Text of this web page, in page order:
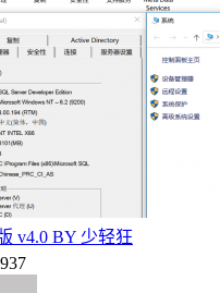
v4.0 BY 少轻狂